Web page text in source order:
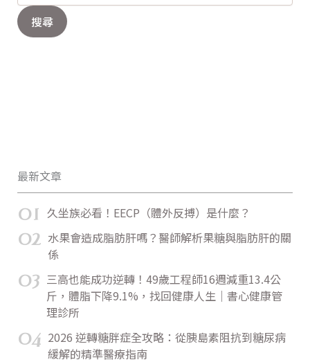
最新文章
01 久坐族必看！EECP（體外反搏）是什麼？
02 水果會造成脂肪肝嗎？醫師解析果糖與脂肪肝的關
係
03 三高也能成功逆轉！49歲工程師16週減重13.4公
斤，體脂下降9.1%，找回健康人生｜書心健康管
理診所
04 2026 逆轉糖胖症全攻略：從胰島素阻抗到糖尿病
緩解的精準醫療指南